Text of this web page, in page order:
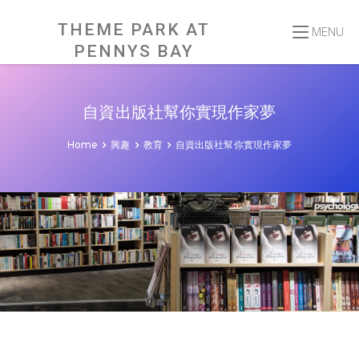
THEME PARK AT
PENNYS BAY
MENU
自資出版社幫你實現作家夢
Home 興趣 教育 自資出版社幫你實現作家夢